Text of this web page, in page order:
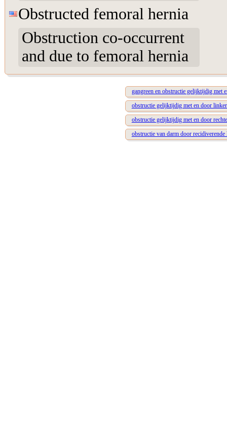
Obstructed femoral hernia
Obstruction co-occurrent
and due to femoral hernia
gangreen en obstructie gelijktijdig met
obstructie gelijktijdig met en door
obstructie gelijktijdig met en door
obstructie van darm door